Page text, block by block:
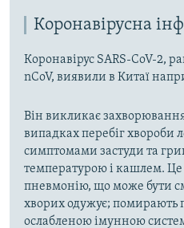
Коронавірусна
Коронавірус SARS-CoV-2,
nCoV, виявили в Китаї
Він викликає
випадках перебіг хвороби
симптомами застуди та
температурою і кашлем.
пневмонію, що може бути
хворих одужує; помирають
ослабленою імунною